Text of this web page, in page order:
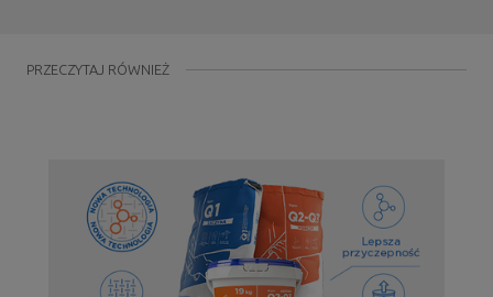
PRZECZYTAJ RÓWNIEŻ